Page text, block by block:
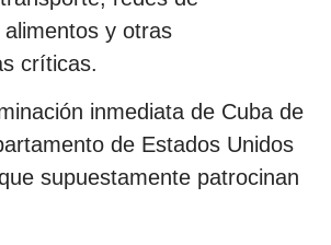
y otras
críticas.
inmediata de Cuba de
de Estados Unidos
supuestamente patrocinan